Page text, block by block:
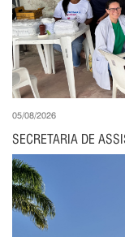
05/08/2026
SECRETARIA DE